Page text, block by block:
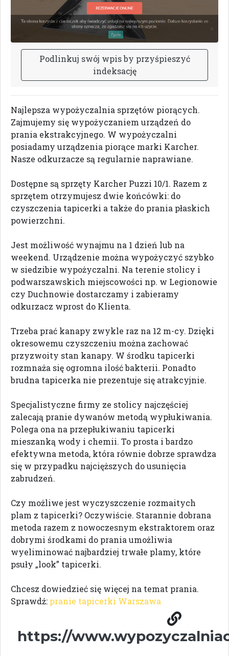
Podlinkuj swój wpisby przyśpieszyć
indeksację
Najlepsza wypożyczalnia sprzętów piorących.
Zajmujemy się wypożyczaniem urządzeń do
prania ekstrakcyjnego. W wypożyczalni
posiadamy urządzenia piorące marki Karcher.
Nasze odkurzacze są regularnie naprawiane.
Dostępne są sprzęty Karcher Puzzi 10/1. Razem z
sprzętem otrzymujesz dwie końcówki: do
czyszczenia tapicerki a także do prania płaskich
powierzchni.
Jest możliwość wynajmu na 1 dzień lub na
weekend. Urządzenie można wypożyczyć szybko
w siedzibie wypożyczalni. Na terenie stolicy i
podwarszawskich miejscowości np. w Legionowie
czy Duchnowie dostarczamy i zabieramy
odkurzacz wprost do Klienta.
Trzeba prać kanapy zwykle raz na 12 m-cy. Dzięki
okresowemu czyszczeniu można zachować
przyzwoity stan kanapy. W środku tapicerki
rozmnaża się ogromna ilość bakterii. Ponadto
brudna tapicerka nie prezentuje się atrakcyjnie.
Specjalistyczne firmy ze stolicy najczęściej
zalecają pranie dywanów metodą wypłukiwania.
Polega ona na przepłukiwaniu tapicerki
mieszanką wody i chemii. To prosta i bardzo
efektywna metoda, która równie dobrze sprawdza
się w przypadku najcięższych do usunięcia
zabrudzeń.
Czy możliwe jest wyczyszczenie rozmaitych
plam z tapicerki? Oczywiście. Starannie dobrana
metoda razem z nowoczesnym ekstraktorem oraz
dobrymi środkami do prania umożliwia
wyeliminować najbardziej trwałe plamy, które
psuły „look” tapicerki.
Chcesz dowiedzieć się więcej na temat prania.
Sprawdź: pranie tapicerki Warszawa
https://